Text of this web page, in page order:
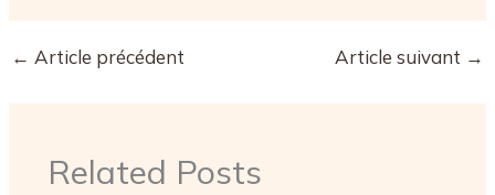
← Article précédent Article suivant →
Related Posts